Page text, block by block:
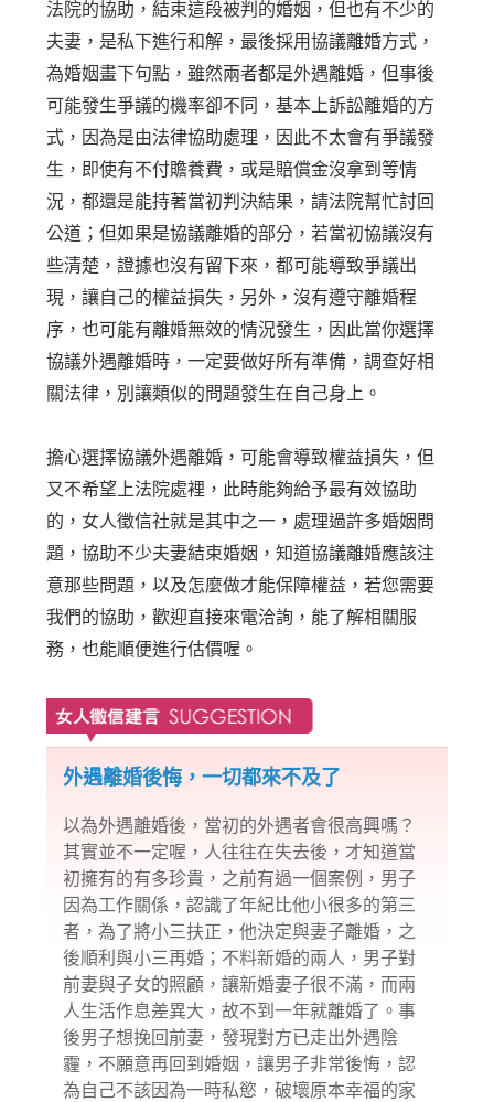
法院的協助，結束這段被判的婚姻，但也有不少的
夫妻，是私下進行和解，最後採用協議離婚方式，
為婚姻畫下句點，雖然兩者都是外遇離婚，但事後
可能發生爭議的機率卻不同，基本上訴訟離婚的方
式，因為是由法律協助處理，因此不太會有爭議發
生，即使有不付贍養費，或是賠償金沒拿到等情
況，都還是能持著當初判決結果，請法院幫忙討回
公道；但如果是協議離婚的部分，若當初協議沒有
些清楚，證據也沒有留下來，都可能導致爭議出
現，讓自己的權益損失，另外，沒有遵守離婚程
序，也可能有離婚無效的情況發生，因此當你選擇
協議外遇離婚時，一定要做好所有準備，調查好相
關法律，別讓類似的問題發生在自己身上。
擔心選擇協議外遇離婚，可能會導致權益損失，但
又不希望上法院處裡，此時能夠給予最有效協助
的，女人徵信社就是其中之一，處理過許多婚姻問
題，協助不少夫妻結束婚姻，知道協議離婚應該注
意那些問題，以及怎麼做才能保障權益，若您需要
我們的協助，歡迎直接來電洽詢，能了解相關服
務，也能順便進行估價喔。
外遇離婚後悔，一切都來不及了
以為外遇離婚後，當初的外遇者會很高興嗎？
其實並不一定喔，人往往在失去後，才知道當
初擁有的有多珍貴，之前有過一個案例，男子
因為工作關係，認識了年紀比他小很多的第三
者，為了將小三扶正，他決定與妻子離婚，之
後順利與小三再婚；不料新婚的兩人，男子對
前妻與子女的照顧，讓新婚妻子很不滿，而兩
人生活作息差異大，故不到一年就離婚了。事
後男子想挽回前妻，發現對方已走出外遇陰
霾，不願意再回到婚姻，讓男子非常後悔，認
為自己不該因為一時私慾，破壞原本幸福的家